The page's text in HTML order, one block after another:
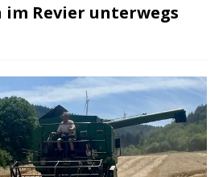
im Revier unterwegs